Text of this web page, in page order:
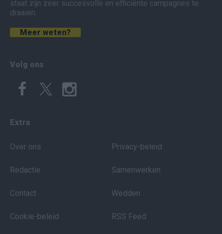
staat zijn zeer succesvolle en efficiënte campagnes te
draaien.
Meer weten?
Volg ons
Extra
Over ons
Redactie
Contact
Cookie-beleid
Privacy-beleid
Samenwerken
Wedden
RSS Feed